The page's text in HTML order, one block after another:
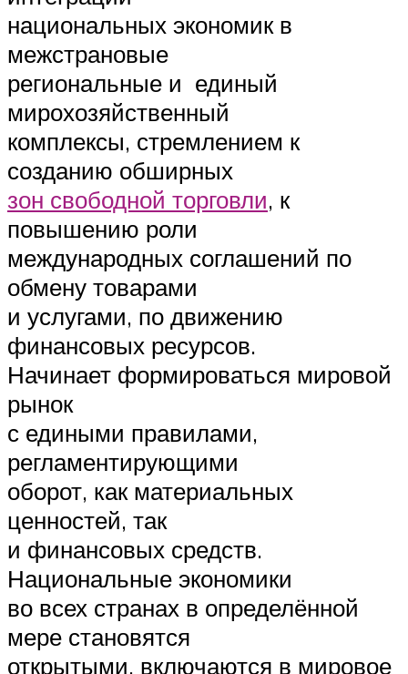
национальных экономик в
межстрановые
региональные и единый
мирохозяйственный
комплексы, стремлением к
созданию обширных
зон свободной торговли, к
повышению роли
международных соглашений по
обмену товарами
и услугами, по движению
финансовых ресурсов.
Начинает формироваться мировой
рынок
с едиными правилами,
регламентирующими
оборот, как материальных
ценностей, так
и финансовых средств.
Национальные экономики
во всех странах в определённой
мере становятся
открытыми, включаются в мировое